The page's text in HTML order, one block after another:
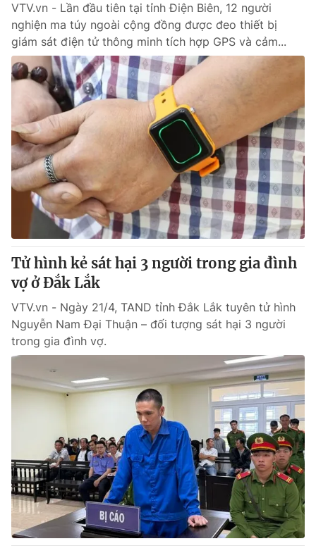
Photo Infographic
Video Shorts video
VTV Money VTV Thể thao
VTV Sức khoẻ Bất động sản
Thị trường 24h Tấm lòng Việt
VTV4 Vươn mình bằng AI
VTV9 VTV8
Liên hệ tòa soạn English
THỜI BÁO VTV
Theo dõi báo trên
Cơ quan chủ quản:Đài Truyền hình Việt Nam
Cơ quan báo chí:Thời báo VTV
Giấy phép hoạt động báo in và báo điện tử số 483/GP-BTTTT
cấp ngày 29/12/2023
Tổng Biên tập:Vũ Thanh Thủy
VTV.vn - Lần đầu tiên tại tỉnh Điện Biên, 12 người
nghiện ma túy ngoài cộng đồng được đeo thiết bị
giám sát điện tử thông minh tích hợp GPS và cảm...
Tử hình kẻ sát hại 3 người trong gia đình
vợ ở Đắk Lắk
VTV.vn - Ngày 21/4, TAND tỉnh Đắk Lắk tuyên tử hình
Nguyễn Nam Đại Thuận – đối tượng sát hại 3 người
trong gia đình vợ.